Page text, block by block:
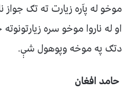
موخو له پآره زیارت ته تګ
او له ناروا موخو سره
دتګ په موخه وپوهول شې.
حامد افغان